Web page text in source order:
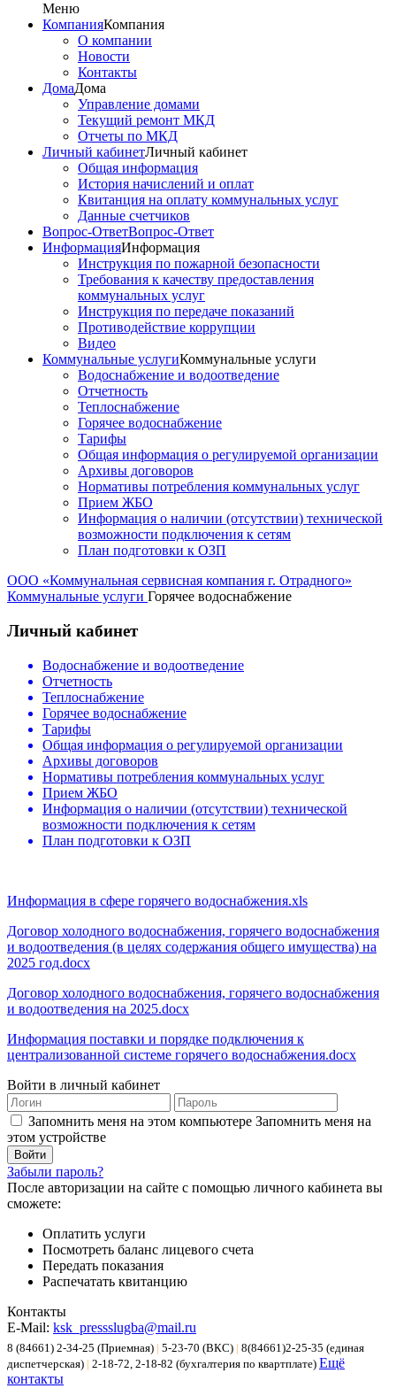
Меню
КомпанияКомпания
О компании
Новости
Контакты
ДомаДома
Управление домами
Текущий ремонт МКД
Отчеты по МКД
Личный кабинетЛичный кабинет
Общая информация
История начислений и оплат
Квитанция на оплату коммунальных услуг
Данные счетчиков
Вопрос-ОтветВопрос-Ответ
ИнформацияИнформация
Инструкция по пожарной безопасности
Требования к качеству предоставления
коммунальных услуг
Инструкция по передаче показаний
Противодействие коррупции
Видео
Коммунальные услугиКоммунальные услуги
Водоснабжение и водоотведение
Отчетность
Теплоснабжение
Горячее водоснабжение
Тарифы
Общая информация о регулируемой организации
Архивы договоров
Нормативы потребления коммунальных услуг
Прием ЖБО
Информация о наличии (отсутствии) технической
возможности подключения к сетям
План подготовки к ОЗП
ООО «Коммунальная сервисная компания г. Отрадного»
Коммунальные услуги Горячее водоснабжение
Личный кабинет
Водоснабжение и водоотведение
Отчетность
Теплоснабжение
Горячее водоснабжение
Тарифы
Общая информация о регулируемой организации
Архивы договоров
Нормативы потребления коммунальных услуг
Прием ЖБО
Информация о наличии (отсутствии) технической
возможности подключения к сетям
План подготовки к ОЗП
Информация в сфере горячего водоснабжения.xls
Договор холодного водоснабжения, горячего водоснабжения
и водоотведения (в целях содержания общего имущества) на
2025 год.docx
Договор холодного водоснабжения, горячего водоснабжения
и водоотведения на 2025.docx
Информация поставки и порядке подключения к
централизованной системе горячего водоснабжения.docx
Войти в личный кабинет
Запомнить меня на этом компьютере Запомнить меня на
этом устройстве
Забыли пароль?
После авторизации на сайте с помощью личного кабинета вы
сможете:
Оплатить услуги
Посмотреть баланс лицевого счета
Передать показания
Распечатать квитанцию
Контакты
E-Mail: ksk_pressslugba@mail.ru
8 (84661) 2-34-25 (Приемная) | 5-23-70 (ВКС) | 8(84661)2-25-35 (единая
диспетчерская) | 2-18-72, 2-18-82 (бухгалтерия по квартплате) Ещё
контакты